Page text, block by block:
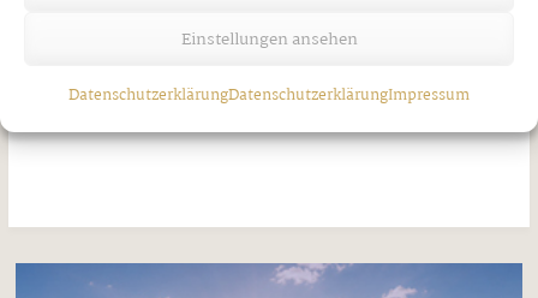
Einstellungen ansehen
DatenschutzerklärungDatenschutzerklärungImpressum
Starke Frauen machen Karriere bei